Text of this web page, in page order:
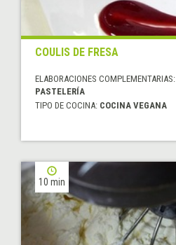
COULIS DE FRESA
ELABORACIONES COMPLEMENTARIAS:
PASTELERÍA
TIPO DE COCINA: COCINA VEGANA
10 min